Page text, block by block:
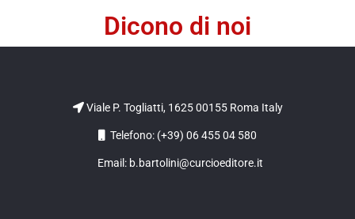
Dicono di noi
Viale P. Togliatti, 1625 00155 Roma Italy
Telefono: (+39) 06 455 04 580
Email: b.bartolini@curcioeditore.it